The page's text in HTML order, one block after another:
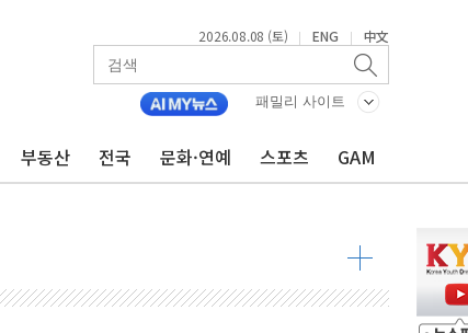
2026.08.08 (토) | ENG | 中文
패밀리 사이트
부동산 전국 문화·연예 스포츠 GAM
위협에 맞설 자체 억지력 강화
해상봉쇄 영향